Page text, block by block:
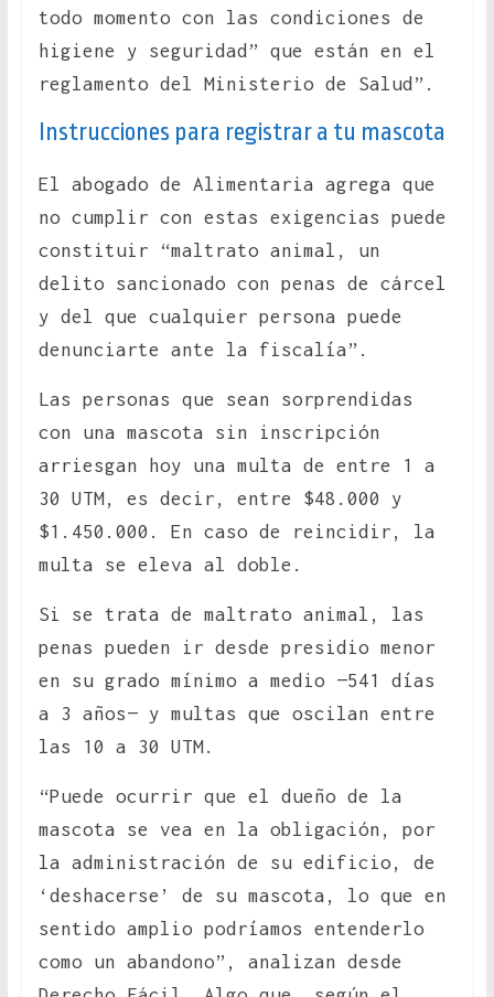
todo momento con las condiciones de
higiene y seguridad” que están en el
reglamento del Ministerio de Salud”.
Instrucciones para registrar a tu mascota
El abogado de Alimentaria agrega que
no cumplir con estas exigencias puede
constituir “maltrato animal, un
delito sancionado con penas de cárcel
y del que cualquier persona puede
denunciarte ante la fiscalía”.
Las personas que sean sorprendidas
con una mascota sin inscripción
arriesgan hoy una multa de entre 1 a
30 UTM, es decir, entre $48.000 y
$1.450.000. En caso de reincidir, la
multa se eleva al doble.
Si se trata de maltrato animal, las
penas pueden ir desde presidio menor
en su grado mínimo a medio —541 días
a 3 años— y multas que oscilan entre
las 10 a 30 UTM.
“Puede ocurrir que el dueño de la
mascota se vea en la obligación, por
la administración de su edificio, de
‘deshacerse’ de su mascota, lo que en
sentido amplio podríamos entenderlo
como un abandono”, analizan desde